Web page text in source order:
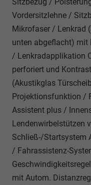
Vordersitzlehne /
Mikrofaser / Lenkrad
unten abgeflacht)
/ Lenkradapplikation
perforiert und
(Akustikglas
Projektionsfunktion /
Assistent plus /
Lendenwirbelstützen
Schließ-/Startsystem
/ Fahrassistenz-
mit Autom.